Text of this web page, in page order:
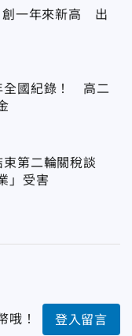
創一年來新高 出
全國紀錄！ 高二
第二輪關稅談
」受害
哦！ 登入留言